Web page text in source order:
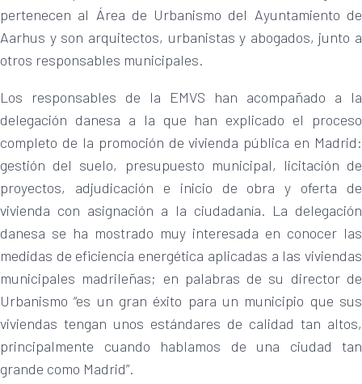
pertenecen al Área de Urbanismo del Ayuntamiento de
Aarhus y son arquitectos, urbanistas y abogados, junto a
otros responsables municipales.
Los responsables de la EMVS han acompañado a la
delegación danesa a la que han explicado el proceso
completo de la promoción de vivienda pública en Madrid:
gestión del suelo, presupuesto municipal, licitación de
proyectos, adjudicación e inicio de obra y oferta de
vivienda con asignación a la ciudadanía. La delegación
danesa se ha mostrado muy interesada en conocer las
medidas de eficiencia energética aplicadas a las viviendas
municipales madrileñas; en palabras de su director de
Urbanismo “es un gran éxito para un municipio que sus
viviendas tengan unos estándares de calidad tan altos,
principalmente cuando hablamos de una ciudad tan
grande como Madrid”.